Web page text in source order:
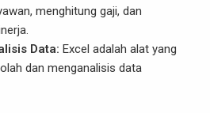
menghitung gaji, dan
Data: Excel adalah alat yang
dan menganalisis data